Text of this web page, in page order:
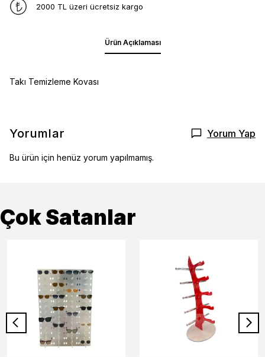
2000 TL üzeri ücretsiz kargo
Ürün Açıklaması
Takı Temizleme Kovası
Yorumlar Yorum Yap
Bu ürün için henüz yorum yapılmamış.
Çok Satanlar